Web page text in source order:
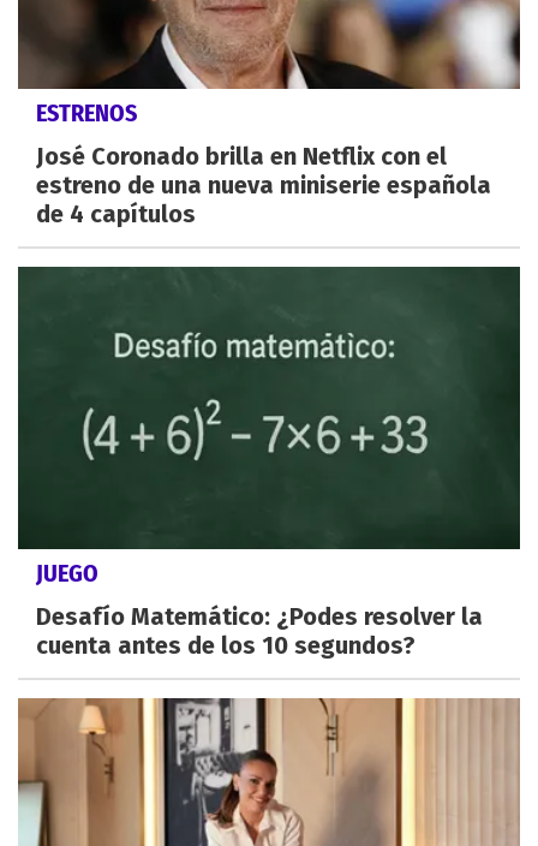
ESTRENOS
José Coronado brilla en Netflix con el
estreno de una nueva miniserie española
de 4 capítulos
JUEGO
Desafío Matemático: ¿Podes resolver la
cuenta antes de los 10 segundos?